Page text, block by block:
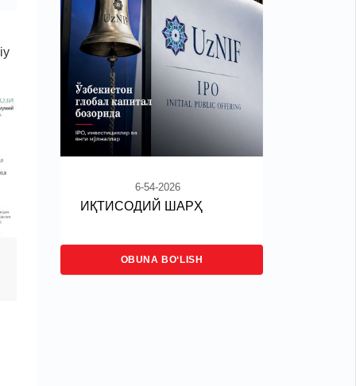
6-54-2026
ИҚТИСОДИЙ ШАРҲ
OBUNA BO‘LISH